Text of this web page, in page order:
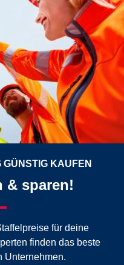
KAUFEN
& sparen!
für deine
finden das beste
Unternehmen.